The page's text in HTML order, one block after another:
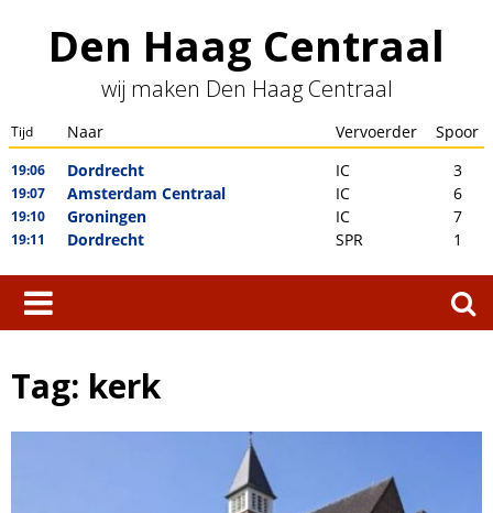
contentDen Haag Centraal
wij maken Den Haag Centraal
Zoeken
naar:
Tag: kerk